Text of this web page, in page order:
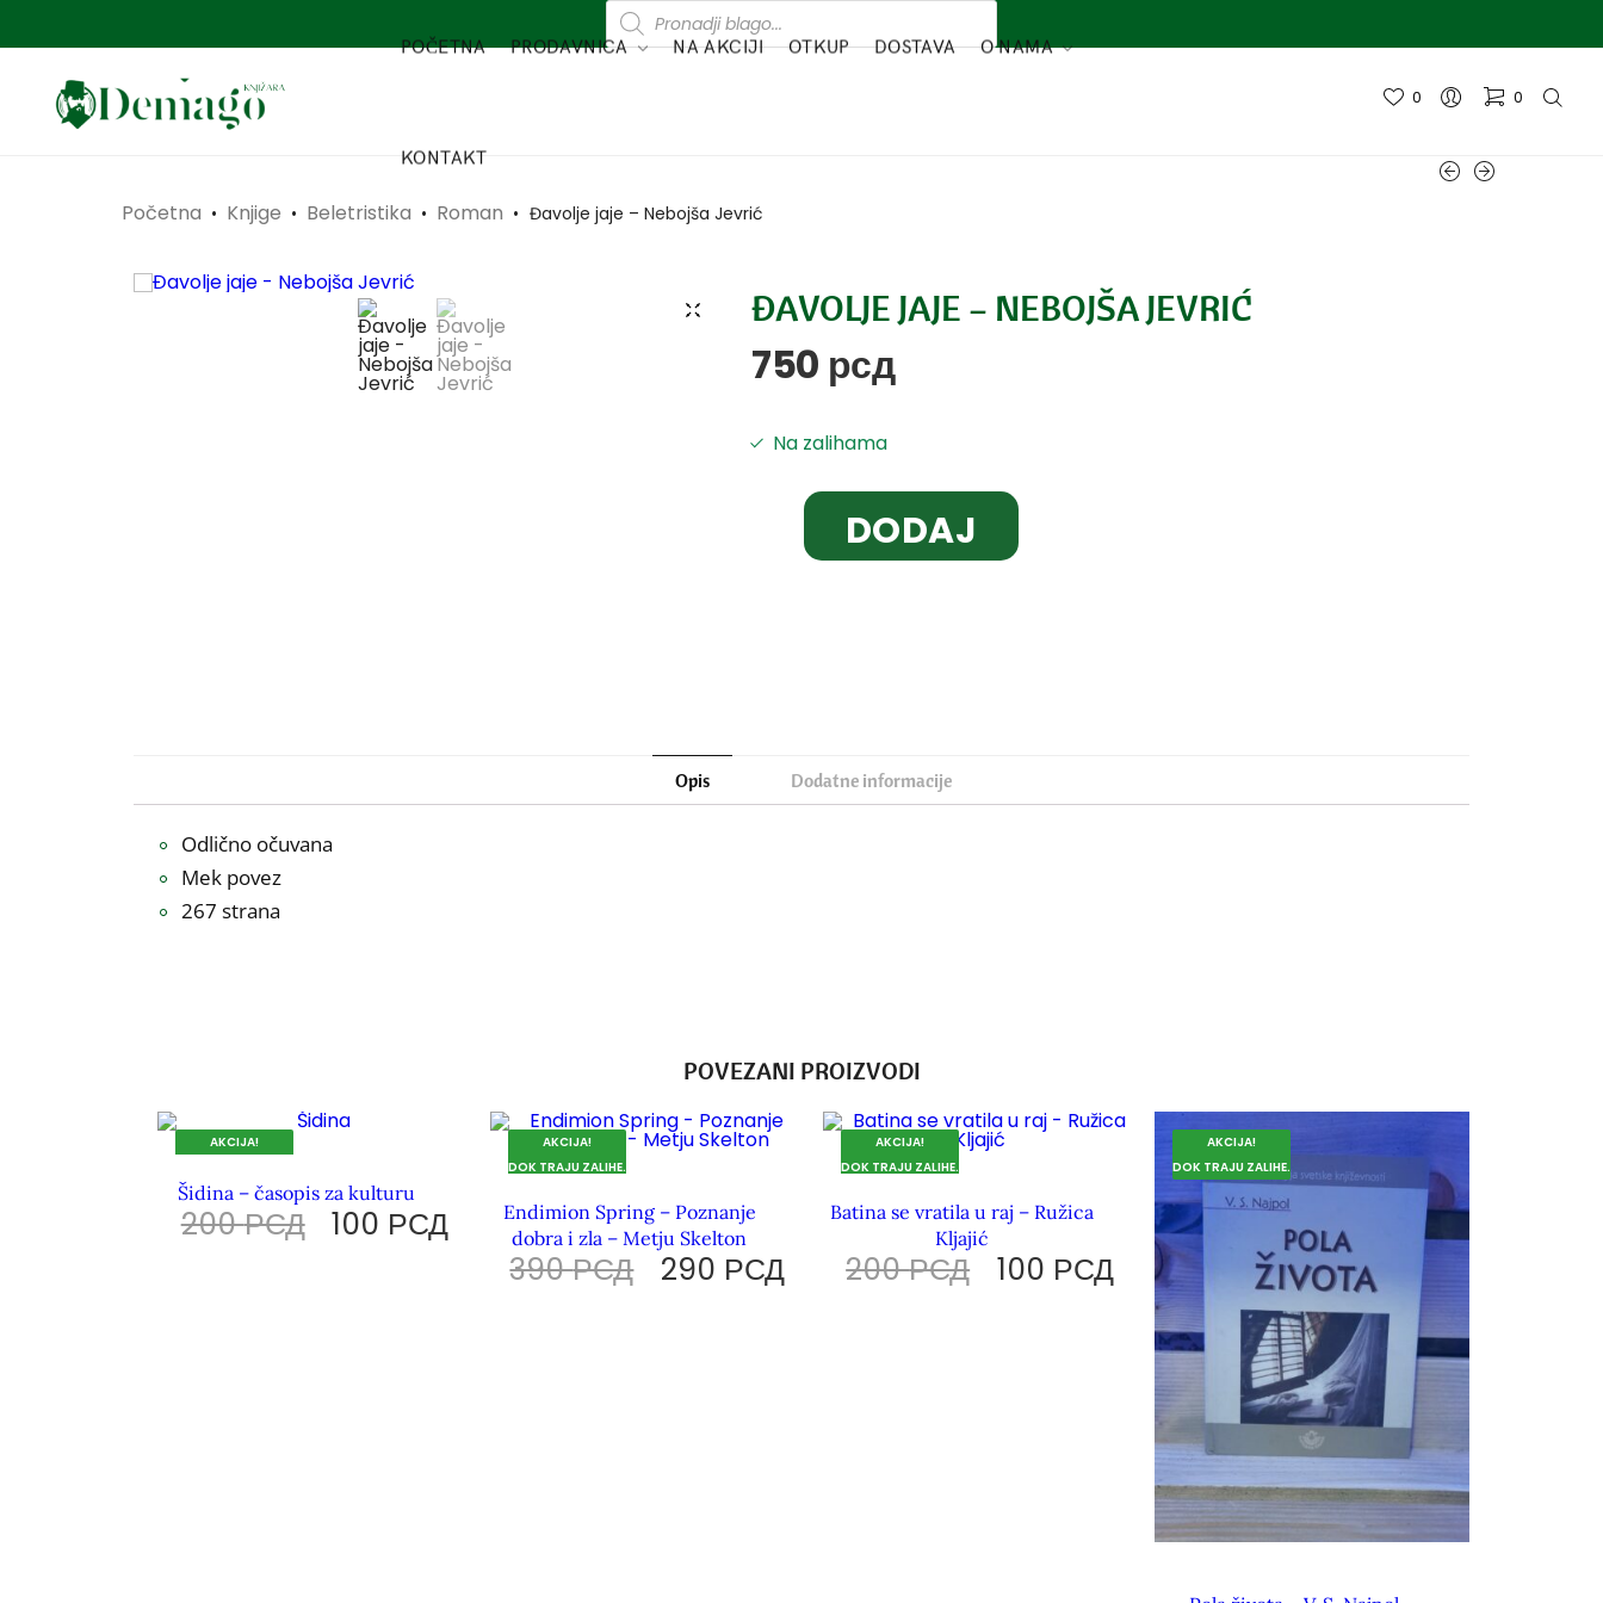
POČETNA PRODAVNICA NA AKCIJI OTKUP DOSTAVA O NAMA
KONTAKT
0 0
Početna • Knjige • Beletristika • Roman • Đavolje jaje – Nebojša Jevrić
ĐAVOLJE JAJE – NEBOJŠA JEVRIĆ
750 рсд
Na zalihama
DODAJ
Opis Dodatne informacije
Odlično očuvana
Mek povez
267 strana
POVEZANI PROIZVODI
AKCIJA!
Šidina – časopis za kulturu
200РСД 100 РСД
AKCIJA!
DOK TRAJU ZALIHE.
Endimion Spring – Poznanje
dobra i zla – Metju Skelton
390РСД 290 РСД
AKCIJA!
DOK TRAJU ZALIHE.
Batina se vratila u raj – Ružica
Kljajić
200РСД 100 РСД
AKCIJA!
DOK TRAJU ZALIHE.